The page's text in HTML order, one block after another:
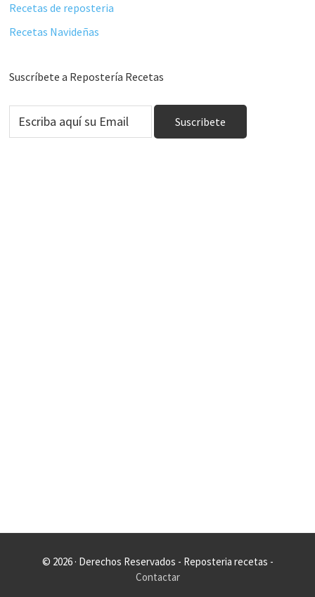
Recetas de reposteria
Recetas Navideñas
Suscríbete a Repostería Recetas
© 2026 · Derechos Reservados - Reposteria recetas -
Contactar